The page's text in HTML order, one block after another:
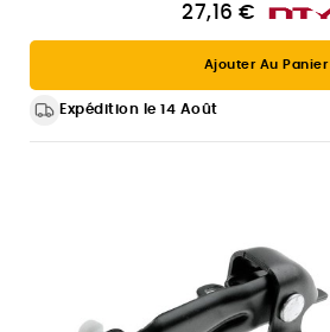
27,16 €
Ajouter Au Panier
Expédition le 14 Août